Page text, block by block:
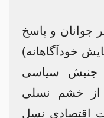
جوانان و پاسخ
خودآگاهانه)
جنبش سیاسی
از خشم نسلی
اقتصادی نسل